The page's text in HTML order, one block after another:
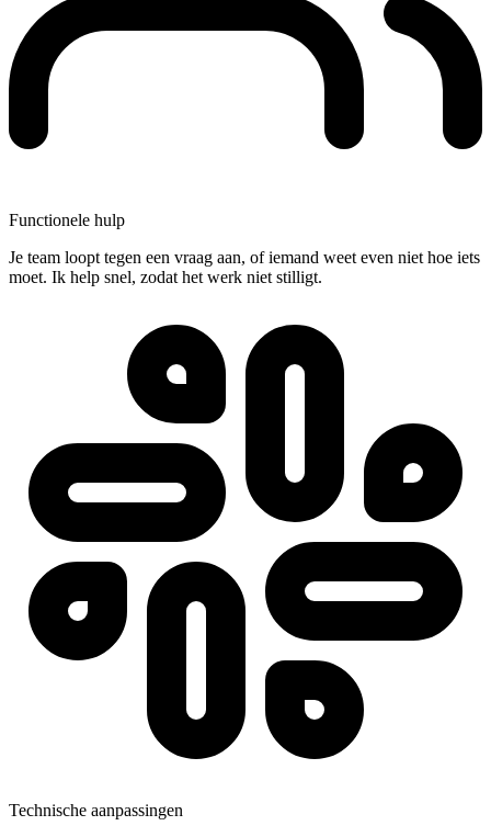
Functionele hulp
Je team loopt tegen een vraag aan, of iemand weet even niet hoe iets
moet. Ik help snel, zodat het werk niet stilligt.
Technische aanpassingen